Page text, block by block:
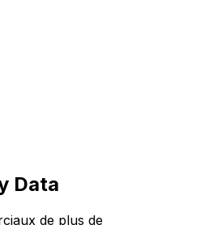
Data
de plus de